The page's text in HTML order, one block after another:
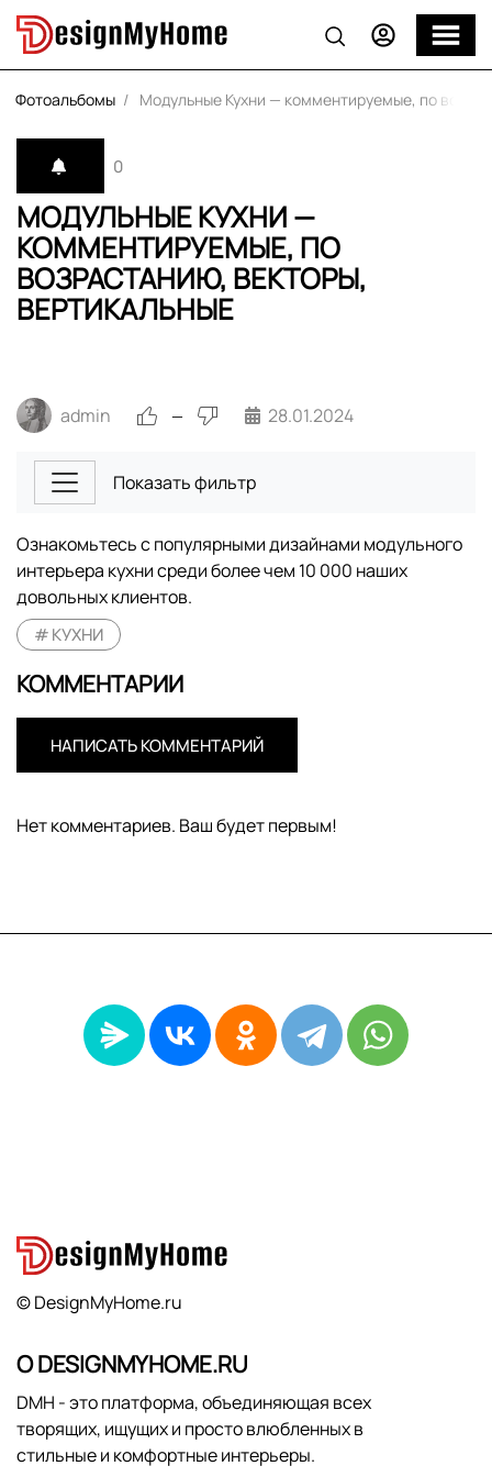
Фотоальбомы Модульные Кухни — комментируемые, по
МОДУЛЬНЫЕ КУХНИ —
КОММЕНТИРУЕМЫЕ, ПО
ВОЗРАСТАНИЮ, ВЕКТОРЫ,
ВЕРТИКАЛЬНЫЕ
0
admin — 28.01.2024
Показать фильтр
Ознакомьтесь с популярными дизайнами модульного
интерьера кухни среди более чем 10 000 наших
довольных клиентов.
КУХНИ
КОММЕНТАРИИ
НАПИСАТЬ КОММЕНТАРИЙ
Нет комментариев. Ваш будет первым!
© DesignMyHome.ru
О DESIGNMYHOME.RU
DMH - это платформа, объединяющая всех
творящих, ищущих и просто влюбленных в
стильные и комфортные интерьеры.